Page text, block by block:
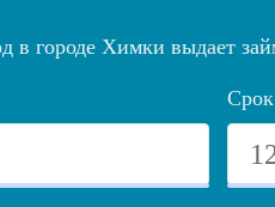
в городе Химки выдает